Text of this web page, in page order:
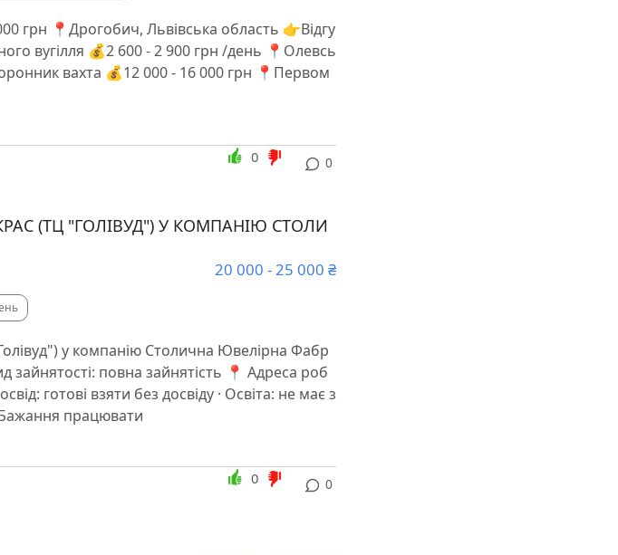
грн 📍Дрогобич, Львівська область 👉Відгу
вугілля 💰2 600 - 2 900 грн /день 📍Олевсь
вахта 💰12 000 - 16 000 грн 📍Первом
0
0
(ТЦ "ГОЛІВУД") У КОМПАНІЮ СТОЛИ
20 000 - 25 000 ₴
у компанію Столична Ювелірна Фабр
повна зайнятість 📍 Адреса роб
готові взяти без досвіду · Освіта: не має з
Бажання працювати
0
0